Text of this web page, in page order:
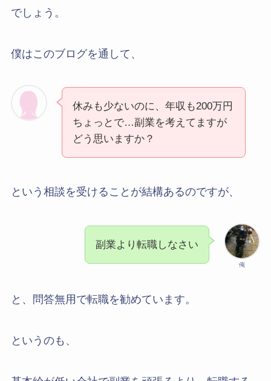
でしょう。
僕はこのブログを通して、
休みも少ないのに、年収も200万円
ちょっとで…副業を考えてますが
どう思いますか？
という相談を受けることが結構あるのですが、
俺
副業より転職しなさい
と、問答無用で転職を勧めています。
というのも、